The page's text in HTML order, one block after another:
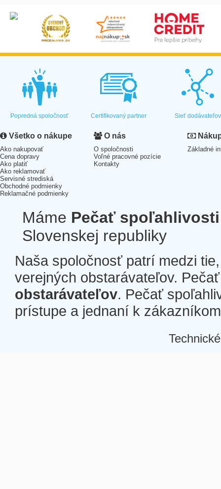
Popredná spoločnosť Certifikovaný partner Sieť dodávateľov
Všetko o nákupe
Ako nakupovať
Cena dopravy
Ako platiť
Ako reklamovať
Servisné strediská
Obchodné podmienky
Reklamačné podmienky
O nás
O spoločnosti
Voľné pracovné pozície
Kontakty
Základné
Máme Pečať spoľahlivosti
Slovenskej republiky
Naša spoločnosť patrí medzi
verejných obstarávateľov.
obstarávateľov. Pečať
prístupe a jednaní k